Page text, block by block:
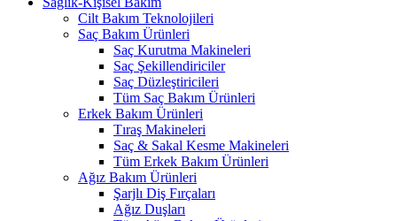
Cilt Bakım Teknolojileri
Saç Bakım Ürünleri
Saç Kurutma Makineleri
Saç Şekillendiriciler
Saç Düzleştiricileri
Tüm Saç Bakım Ürünleri
Erkek Bakım Ürünleri
Tıraş Makineleri
Saç & Sakal Kesme Makineleri
Tüm Erkek Bakım Ürünleri
Ağız Bakım Ürünleri
Şarjlı Diş Fırçaları
Ağız Duşları